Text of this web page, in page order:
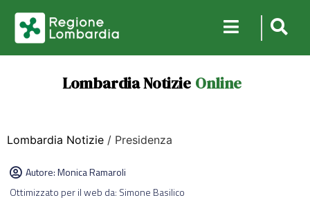
Lombardia Notizie Online
Lombardia Notizie / Presidenza
Autore:Monica Ramaroli
Ottimizzato per il web da: Simone Basilico